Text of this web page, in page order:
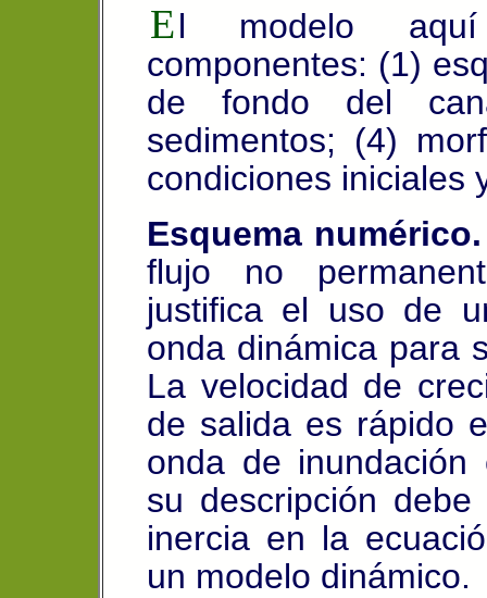
El modelo
componentes: (1)
de fondo del
sedimentos; (4)
condiciones iniciales
Esquema numérico.
flujo no
justifica el uso de
onda dinámica para
La velocidad de
de salida es rápido
onda de inundación
su descripción
inercia en la
un modelo dinámico.